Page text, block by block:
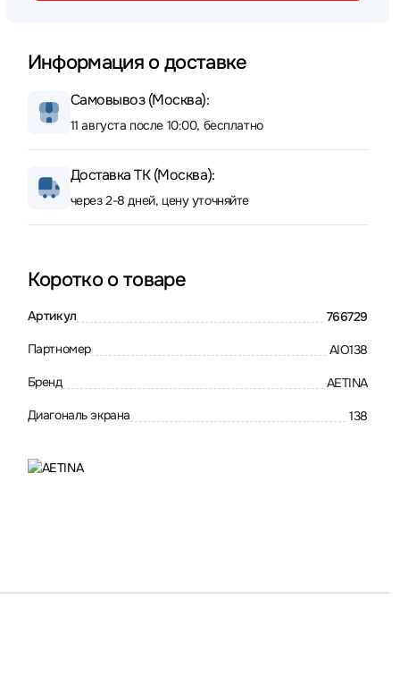
Информация о доставке
Самовывоз (Москва):
11 августа после 10:00, бесплатно
Доставка ТК (Москва):
через 2-8 дней, цену уточняйте
Коротко о товаре
Артикул 766729
Партномер AIO138
Бренд AETINA
Диагональ экрана 138